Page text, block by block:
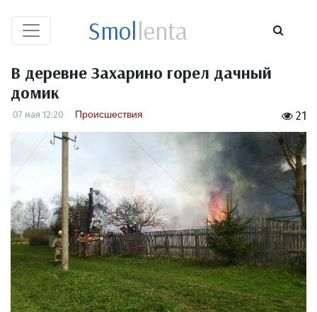
Smollenta
В деревне Захарино горел дачный
домик
21
07 мая 12:20 Происшествия